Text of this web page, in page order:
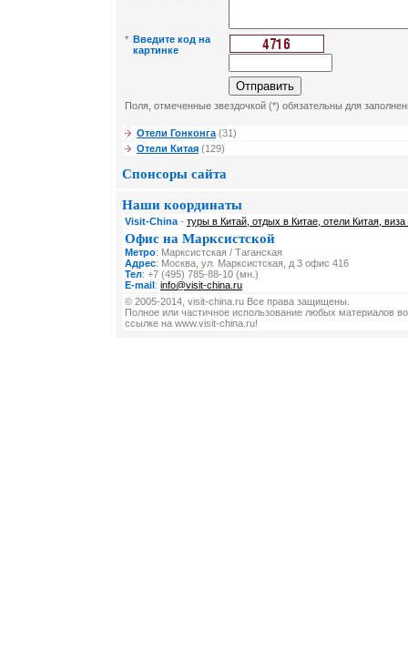
* Введите код на
картинке
Поля, отмеченные звездочкой (*) обязательны для
Отели Гонконга(31)
Отели Китая (129)
Спонсоры сайта
Наши координаты
Visit-China - туры в Китай, отдых в Китае, отели Китая, виза
Офис на Марксистской
Метро: Марксистская / Таганская
Адрес: Москва, ул. Марксистская, д 3 офис 416
Тел: +7 (495) 785-88-10 (мн.)
E-mail: info@visit-china.ru
© 2005-2014, visit-china.ru Все права защищены.
Полное или частичное использование любых материалов
ссылке на www.visit-china.ru!